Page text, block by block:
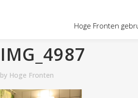
IMG_4987
by Hoge Fronten
Hoge Fronten